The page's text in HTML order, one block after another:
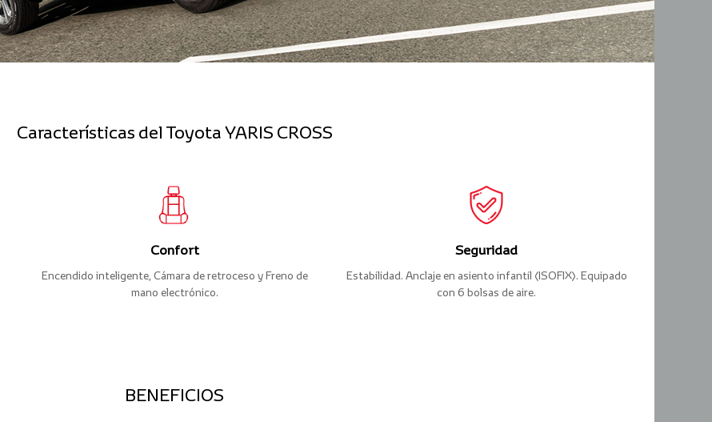
Características del Toyota YARIS CROSS
Confort
Encendido inteligente, Cámara de retroceso y Freno de
mano electrónico.
Seguridad
Estabilidad. Anclaje en asiento infantil (ISOFIX). Equipado
con 6 bolsas de aire.
BENEFICIOS